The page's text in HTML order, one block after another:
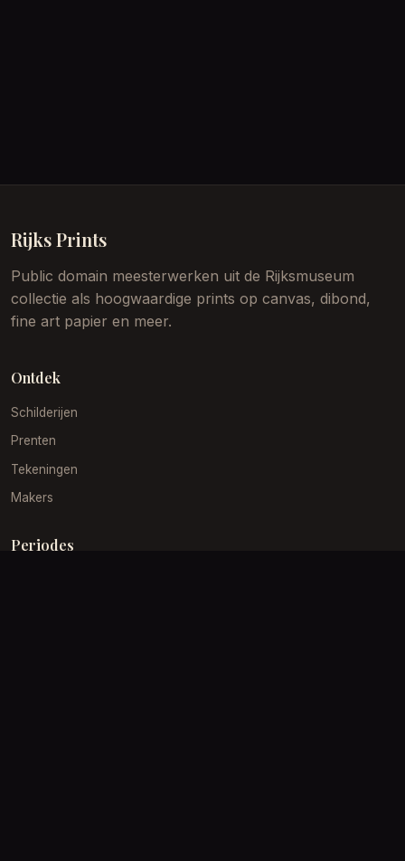
Rijks Prints
Public domain meesterwerken uit de Rijksmuseum
collectie als hoogwaardige prints op canvas, dibond,
fine art papier en meer.
Ontdek
Schilderijen
Prenten
Tekeningen
Makers
Periodes